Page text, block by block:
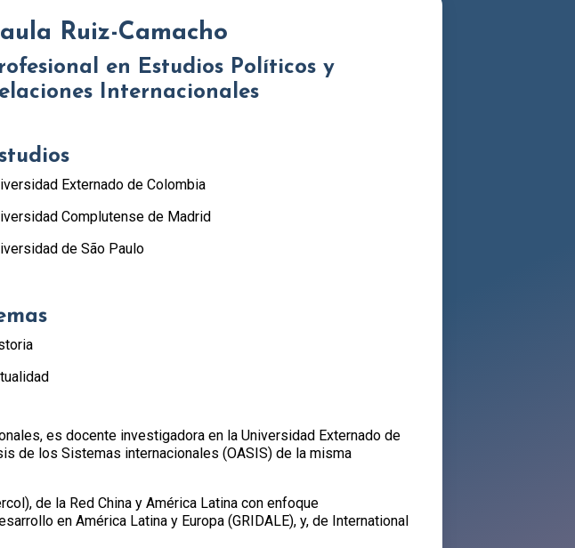
Ruiz-Camacho
en Estudios Políticos y
Internacionales
Externado de Colombia
Complutense de Madrid
de São Paulo
es docente investigadora en la Universidad Externado de
de los Sistemas internacionales (OASIS) de la misma
de la Red China y América Latina con enfoque
en América Latina y Europa (GRIDALE), y, de International